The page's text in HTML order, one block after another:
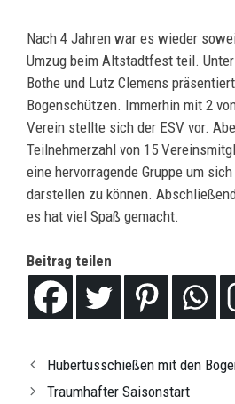
Nach 4 Jahren war es wieder
Umzug beim Altstadtfest teil.
Bothe und Lutz Clemens
Bogenschützen. Immerhin mit 2
Verein stellte sich der ESV vor.
Teilnehmerzahl von 15
eine hervorragende Gruppe um
darstellen zu können.
es hat viel Spaß gemacht.
Beitrag teilen
Hubertusschießen mit den
Traumhafter Saisonstart